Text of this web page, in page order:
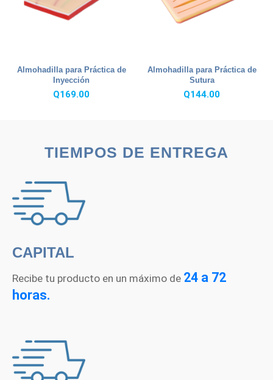
Almohadilla para Práctica de
Inyección
Q169.00
Almohadilla para Práctica de
Sutura
Q144.00
TIEMPOS DE ENTREGA
CAPITAL
Recibe tu producto en un máximo de 24 a 72
horas.